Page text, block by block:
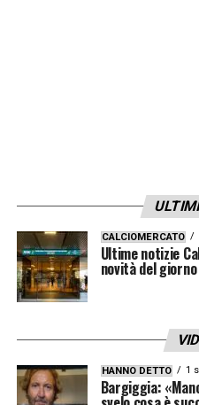
CALCIOMERCATO
Ultime notizie
novità del giorno
HANNO DETTO 1
Bargiggia: